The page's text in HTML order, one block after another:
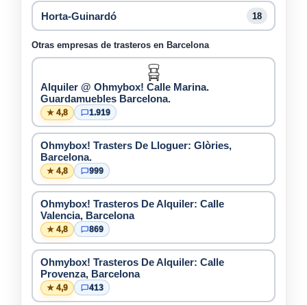
Horta-Guinardó 18
Otras empresas de trasteros en Barcelona
Alquiler @ Ohmybox! Calle Marina.
Guardamuebles Barcelona.
★ 4,8 1.919
Ohmybox! Trasters De Lloguer: Glòries,
Barcelona.
★ 4,8 999
Ohmybox! Trasteros De Alquiler: Calle
Valencia, Barcelona
★ 4,8 869
Ohmybox! Trasteros De Alquiler: Calle
Provenza, Barcelona
★ 4,9 413